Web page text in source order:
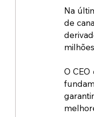
Na
de
O